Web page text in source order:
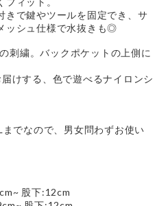
きで鍵やツールを固定でき、サ
ッシュ仕様で水抜きも◎
刺繍。バックポケットの上側に
けする、色で遊べるナイロンシ
でなので、男女問わずお使い
股下:12cm